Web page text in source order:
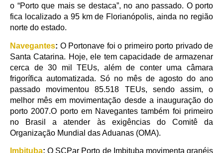
o “Porto que mais se destaca”, no ano passado. O porto
fica localizado a 95 km de Florianópolis, ainda no região
norte do estado.
Navegantes: O Portonave foi o primeiro porto privado de
Santa Catarina. Hoje, ele tem capacidade de armazenar
cerca de 30 mil TEUs, além de conter uma câmara
frigorífica automatizada. Só no mês de agosto do ano
passado movimentou 85.518 TEUs, sendo assim, o
melhor mês em movimentação desde a inauguração do
porto 2007.O porto em Navegantes também foi primeiro
no Brasil a atender às exigências do Comitê da
Organização Mundial das Aduanas (OMA).
Imbituba:O SCPar Porto de Imbituba movimenta granéis